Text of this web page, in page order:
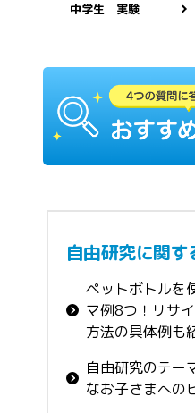
中学生 実験
自由研究に関
ペットボトルを
マ例8つ！リサ
方法の具体例も
自由研究のテー
なお子さまへの